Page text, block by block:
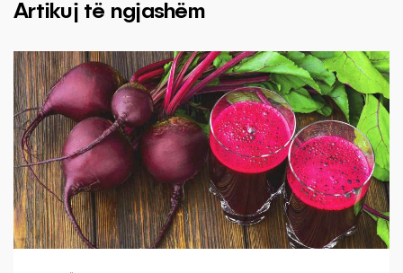
Artikuj të ngjashëm